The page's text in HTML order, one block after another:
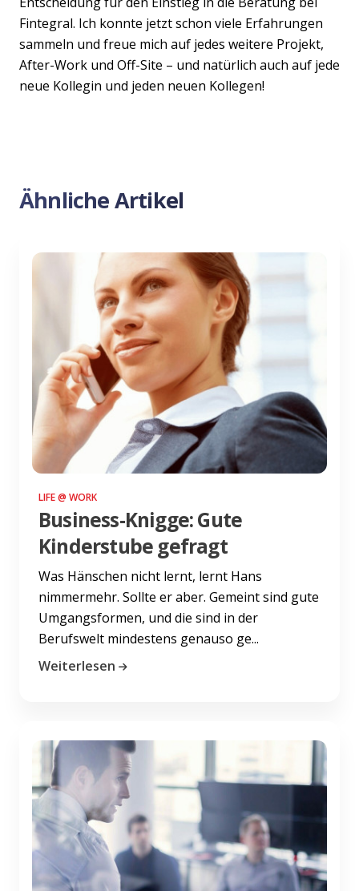
Fintegral. Ich konnte jetzt schon viele Erfahrungen
sammeln und freue mich auf jedes weitere Projekt,
After-Work und Off-Site – und natürlich auch auf jede
neue Kollegin und jeden neuen Kollegen!
Ähnliche Artikel
LIFE @ WORK
Business-Knigge: Gute
Kinderstube gefragt
Was Hänschen nicht lernt, lernt Hans
nimmermehr. Sollte er aber. Gemeint sind gute
Umgangsformen, und die sind in der
Berufswelt mindestens genauso ge...
Weiterlesen